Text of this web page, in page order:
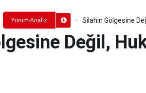
Yorum-Analiz Silahın Gölgesine
Değil,